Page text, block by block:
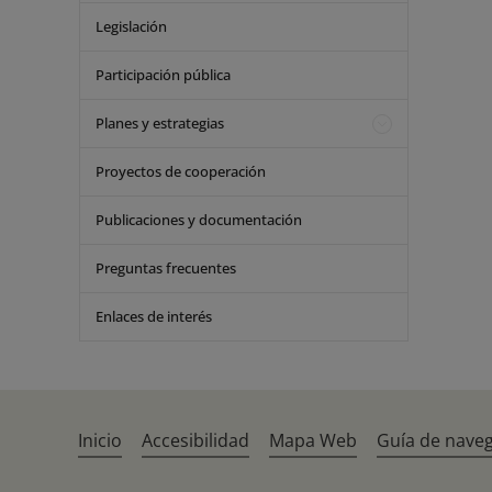
Legislación
Participación pública
Planes y estrategias
Proyectos de cooperación
Publicaciones y documentación
Preguntas frecuentes
Enlaces de interés
Inicio Accesibilidad Mapa Web Guía de